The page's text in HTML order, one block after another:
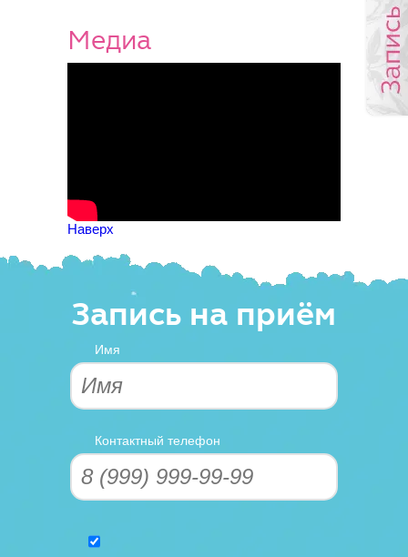
Медиа
Наверх
Запись на приём
Имя
Контактный телефон